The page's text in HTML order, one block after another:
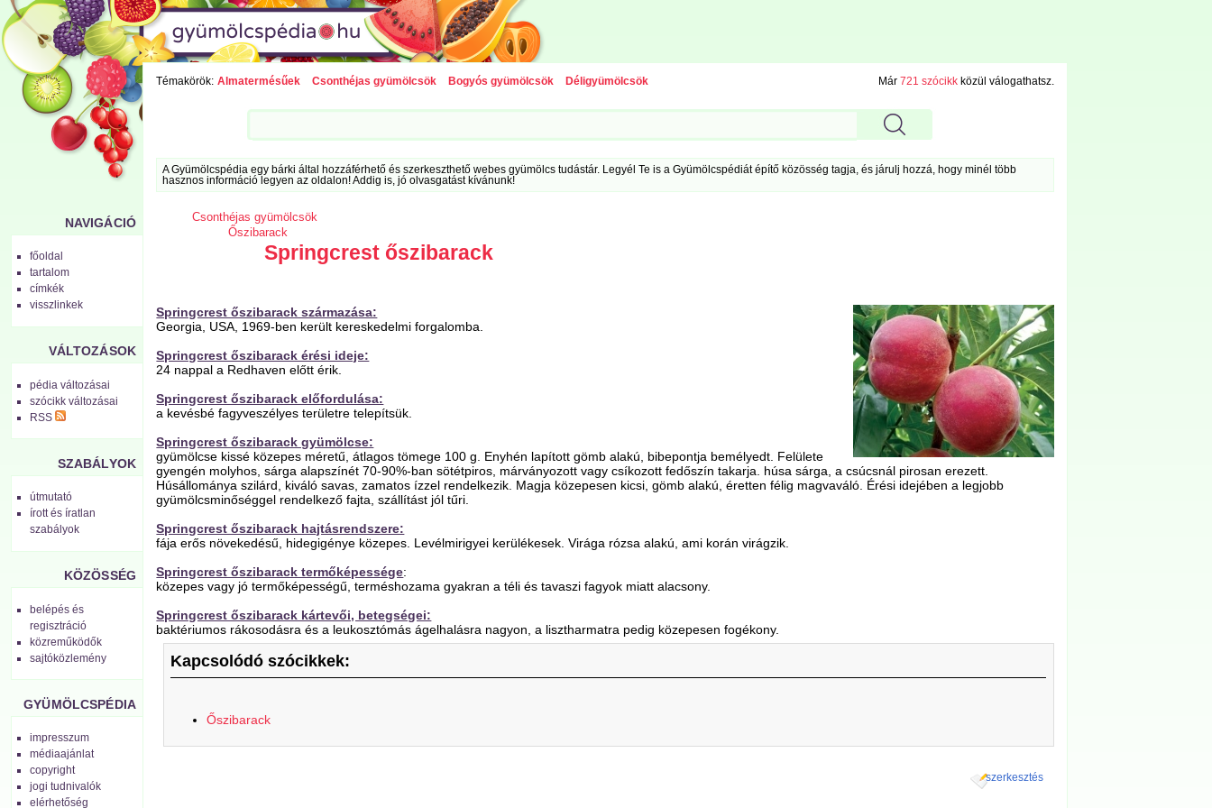
NAVIGÁCIÓ
főoldal
tartalom
címkék
visszlinkek
VÁLTOZÁSOK
pédia változásai
szócikk változásai
RSS
SZABÁLYOK
útmutató
írott és íratlan
szabályok
KÖZÖSSÉG
belépés és
regisztráció
közreműködők
sajtóközlemény
GYÜMÖLCSPÉDIA
impresszum
médiaajánlat
copyright
jogi tudnivalók
elérhetőség
Témakörök: Almatermésűek Csonthéjas gyümölcsök Bogyós gyümölcsök Déligyümölcsök Már 721 szócikkközül válogathatsz.
A Gyümölcspédia egy bárki által hozzáférhető és szerkeszthető webes gyümölcs tudástár. Legyél Te is a Gyümölcspédiát építő közösség tagja, és járulj hozzá, hogy minél több
hasznos információ legyen az oldalon! Addig is, jó olvasgatást kívánunk!
Csonthéjas gyümölcsök
Őszibarack
Springcrest őszibarack
Springcrest őszibarack származása:
Georgia, USA, 1969-ben került kereskedelmi forgalomba.
Springcrest őszibarack érési ideje:
24 nappal a Redhaven előtt érik.
Springcrest őszibarack előfordulása:
a kevésbé fagyveszélyes területre telepítsük.
Springcrest őszibarack gyümölcse:
gyümölcse kissé közepes méretű, átlagos tömege 100 g. Enyhén lapított gömb alakú, bibepontja bemélyedt. Felülete
gyengén molyhos, sárga alapszínét 70-90%-ban sötétpiros, márványozott vagy csíkozott fedőszín takarja. húsa sárga, a csúcsnál pirosan erezett.
Húsállománya szilárd, kiváló savas, zamatos ízzel rendelkezik. Magja közepesen kicsi, gömb alakú, éretten félig magvaváló. Érési idejében a legjobb
gyümölcsminőséggel rendelkező fajta, szállítást jól tűri.
Springcrest őszibarack hajtásrendszere:
fája erős növekedésű, hidegigénye közepes. Levélmirigyei kerülékesek. Virága rózsa alakú, ami korán virágzik.
Springcrest őszibarack termőképessége:
közepes vagy jó termőképességű, terméshozama gyakran a téli és tavaszi fagyok miatt alacsony.
Springcrest őszibarack kártevői, betegségei:
baktériumos rákosodásra és a leukosztómás ágelhalásra nagyon, a lisztharmatra pedig közepesen fogékony.
Kapcsolódó szócikkek:
Őszibarack
szerkesztés